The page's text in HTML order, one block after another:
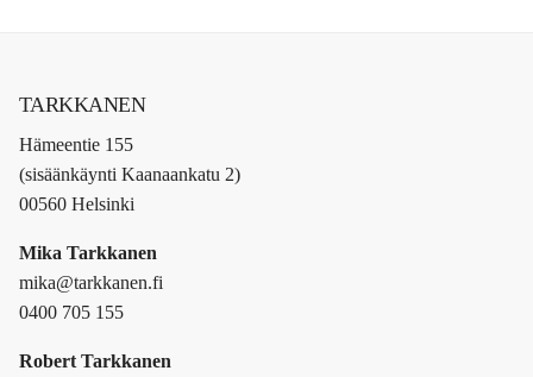
TARKKANEN
Hämeentie 155
(sisäänkäynti Kaanaankatu 2)
00560 Helsinki
Mika Tarkkanen
mika@tarkkanen.fi
0400 705 155
Robert Tarkkanen